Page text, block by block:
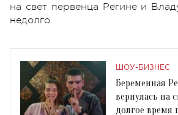
на свет первенца Регине и
недолго.
ШОУ-БИЗНЕС
Беременная
вернулась на
долгое время